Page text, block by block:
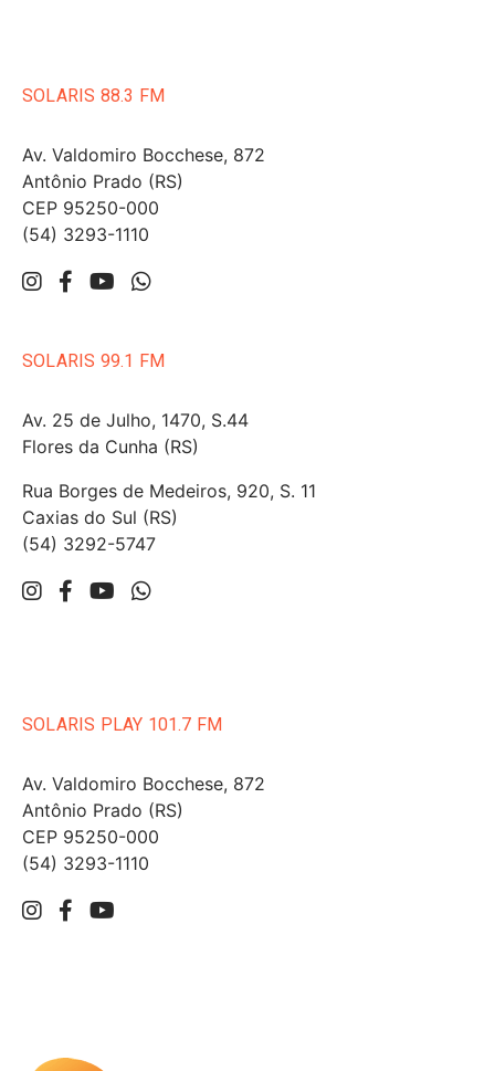
SOLARIS 88.3 FM
Av. Valdomiro Bocchese, 872
Antônio Prado (RS)
CEP 95250-000
(54) 3293-1110
SOLARIS 99.1 FM
Av. 25 de Julho, 1470, S.44
Flores da Cunha (RS)
Rua Borges de Medeiros, 920, S. 11
Caxias do Sul (RS)
(54) 3292-5747
SOLARIS PLAY 101.7 FM
Av. Valdomiro Bocchese, 872
Antônio Prado (RS)
CEP 95250-000
(54) 3293-1110